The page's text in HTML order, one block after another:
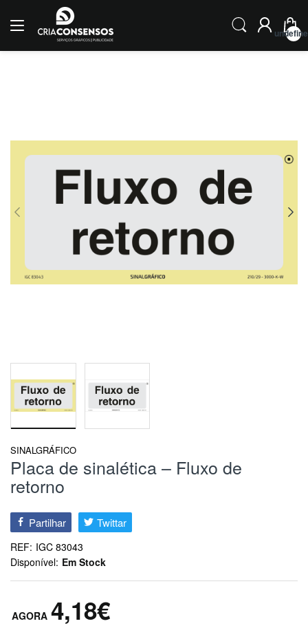
SINALGRÁFICO
Placa de sinalética – Fluxo de
retorno
Partilhar Twittar
REF: IGC 83043
Disponível: Em Stock
4,18€